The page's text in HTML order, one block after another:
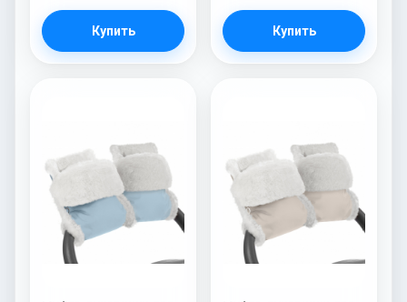
Купить Купить